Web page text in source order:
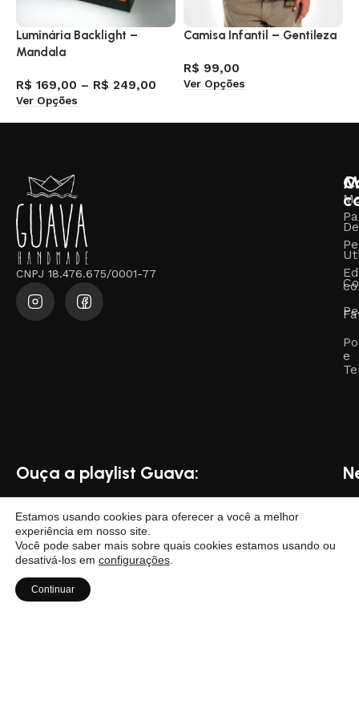
Luminária Backlight –
Mandala
R$ 169,00 – R$ 249,00
Ver Opções
Camisa Infantil – Gentileza
R$ 99,00
Ver Opções
CNPJ 18.476.675/0001-77
e
Ouça a playlist Guava:
Estamos usando cookies para oferecer a você a melhor
experiência em nosso site.
Você pode saber mais sobre quais cookies estamos usando ou
desativá-los em configurações
Continuar
FavoritosCarrinho
Minha conta